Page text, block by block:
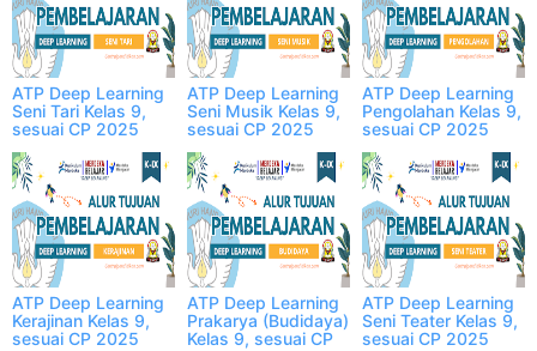
ATP Deep Learning
Seni Tari Kelas 9,
sesuai CP 2025
ATP Deep Learning
Seni Musik Kelas 9,
sesuai CP 2025
ATP Deep Learning
Pengolahan Kelas 9,
sesuai CP 2025
ATP Deep Learning
Kerajinan Kelas 9,
sesuai CP 2025
ATP Deep Learning
Prakarya (Budidaya)
Kelas 9, sesuai CP
ATP Deep Learning
Seni Teater Kelas 9,
sesuai CP 2025